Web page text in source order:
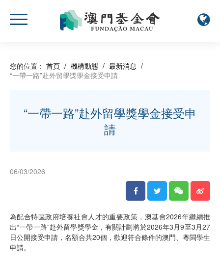
您的位置： 首頁 / 機構動態 / 最新消息 /
“一帶一路”赴外留學獎學金接受申請
“一帶一路”赴外留學獎學金接受申
請
06/03/2026
為配合特區政府培養社會人才的重要政策，澳基會2026年繼續推
出“一帶一路”赴外留學獎學金，有關計劃將於2026年3月9至3月27
日公開接受申請，名額合共20個，歡迎符合條件的澳門、粵閩學生
申請。